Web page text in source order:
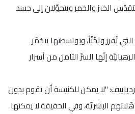
الخبز والخمر ويتحوّلان إلى جسد
تُفرز وتخُبَّأ، وبواسطتها تتخمّر
إنّها السرّ الثامن من أسرار
"لا يمكن للكنيسة أن تقوم بدون
البشريّة، وفي الحقيقة لا يمكنها